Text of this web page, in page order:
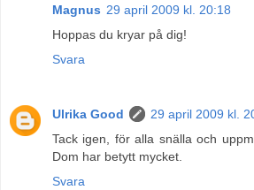
Magnus 29 april 2009 kl. 20:18
Hoppas du kryar på dig!
Svara
Ulrika Good
29 april 2009 kl.
Tack igen, för alla snälla och
Dom har betytt mycket.
Svara